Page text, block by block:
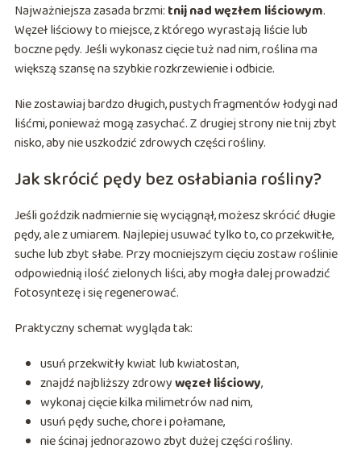
Najważniejsza zasada brzmi: tnij nad węzłem liściowym.
Węzeł liściowy to miejsce, z którego wyrastają liście lub
boczne pędy. Jeśli wykonasz cięcie tuż nad nim, roślina ma
większą szansę na szybkie rozkrzewienie i odbicie.
Nie zostawiaj bardzo długich, pustych fragmentów łodygi nad
liśćmi, ponieważ mogą zasychać. Z drugiej strony nie tnij zbyt
nisko, aby nie uszkodzić zdrowych części rośliny.
Jak skrócić pędy bez osłabiania rośliny?
Jeśli goździk nadmiernie się wyciągnął, możesz skrócić długie
pędy, ale z umiarem. Najlepiej usuwać tylko to, co przekwitłe,
suche lub zbyt słabe. Przy mocniejszym cięciu zostaw roślinie
odpowiednią ilość zielonych liści, aby mogła dalej prowadzić
fotosyntezę i się regenerować.
Praktyczny schemat wygląda tak:
usuń przekwitły kwiat lub kwiatostan,
znajdź najbliższy zdrowywęzeł liściowy,
wykonaj cięcie kilka milimetrów nad nim,
usuń pędy suche, chore i połamane,
nie ścinaj jednorazowo zbyt dużej części rośliny.